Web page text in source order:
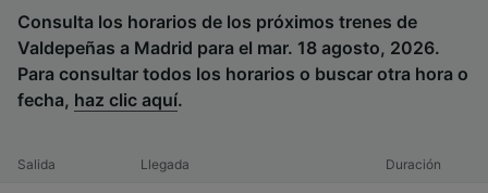
Consulta los horarios de los próximos trenes de
Valdepeñas a Madrid para el mar. 18 agosto, 2026.
Para consultar todos los horarios o buscar otra hora o
fecha, haz clic aquí.
Salida Llegada Duración